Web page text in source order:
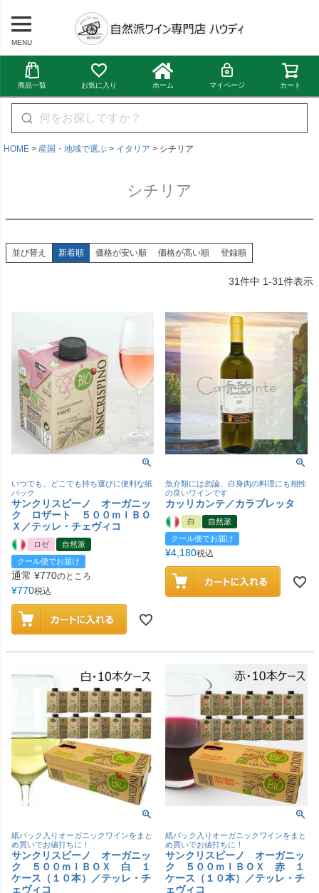
MENU
商品一覧 お気に入り ホーム マイページ カート
HOME 産国・地域で選ぶ イタリア シチリア
シチリア
並び替え 新着順 価格が安い順 価格が高い順 登録順
31件中 1-31件表示
いつでも、どこでも持ち運びに便利な紙
パック
サンクリスピーノ オーガニッ
ク ロザート ５００ｍｌＢＯ
Ｘ／テッレ・チェヴィコ
ロゼ
自然派
クール便でお届け
通常 ¥770のところ
¥770税込
魚介類には勿論、白身肉の料理にも相性
の良いワインです
カッリカンテ／カラブレッタ
白
自然派
クール便でお届け
¥4,180税込
紙パック入りオーガニックワインをまと
め買いでお値打ちに！
サンクリスピーノ オーガニッ
ク ５００ｍｌＢＯＸ 白 １
ケース（１０本）／テッレ・チ
ェヴィコ
紙パック入りオーガニックワインをまと
め買いでお値打ちに！
サンクリスピーノ オーガニッ
ク ５００ｍｌＢＯＸ 赤 １
ケース（１０本）／テッレ・チ
ェヴィコ